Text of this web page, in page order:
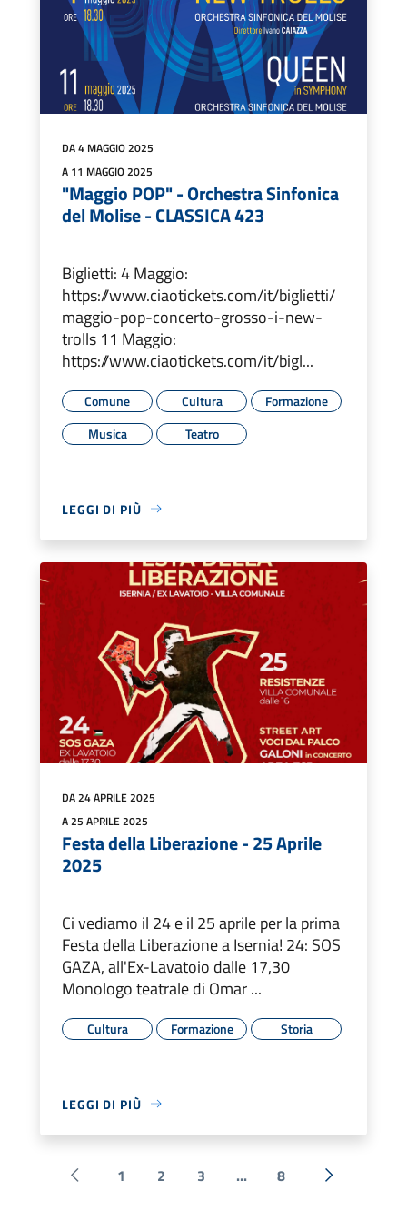
DA 4 MAGGIO 2025
A 11 MAGGIO 2025
"Maggio POP" - Orchestra Sinfonica
del Molise - CLASSICA 423
Biglietti: 4 Maggio:
https://www.ciaotickets.com/it/biglietti/
maggio-pop-concerto-grosso-i-new-
trolls 11 Maggio:
https://www.ciaotickets.com/it/bigl...
Comune Cultura
Formazione
Musica
Teatro
LEGGI DI PIÙ
DA 24 APRILE 2025
A 25 APRILE 2025
Festa della Liberazione - 25 Aprile
2025
Ci vediamo il 24 e il 25 aprile per la prima
Festa della Liberazione a Isernia! 24: SOS
GAZA, all'Ex-Lavatoio dalle 17,30
Monologo teatrale di Omar ...
Cultura Formazione Storia
LEGGI DI PIÙ
Pagina precedente
1 2 3 ... 8 Successiva